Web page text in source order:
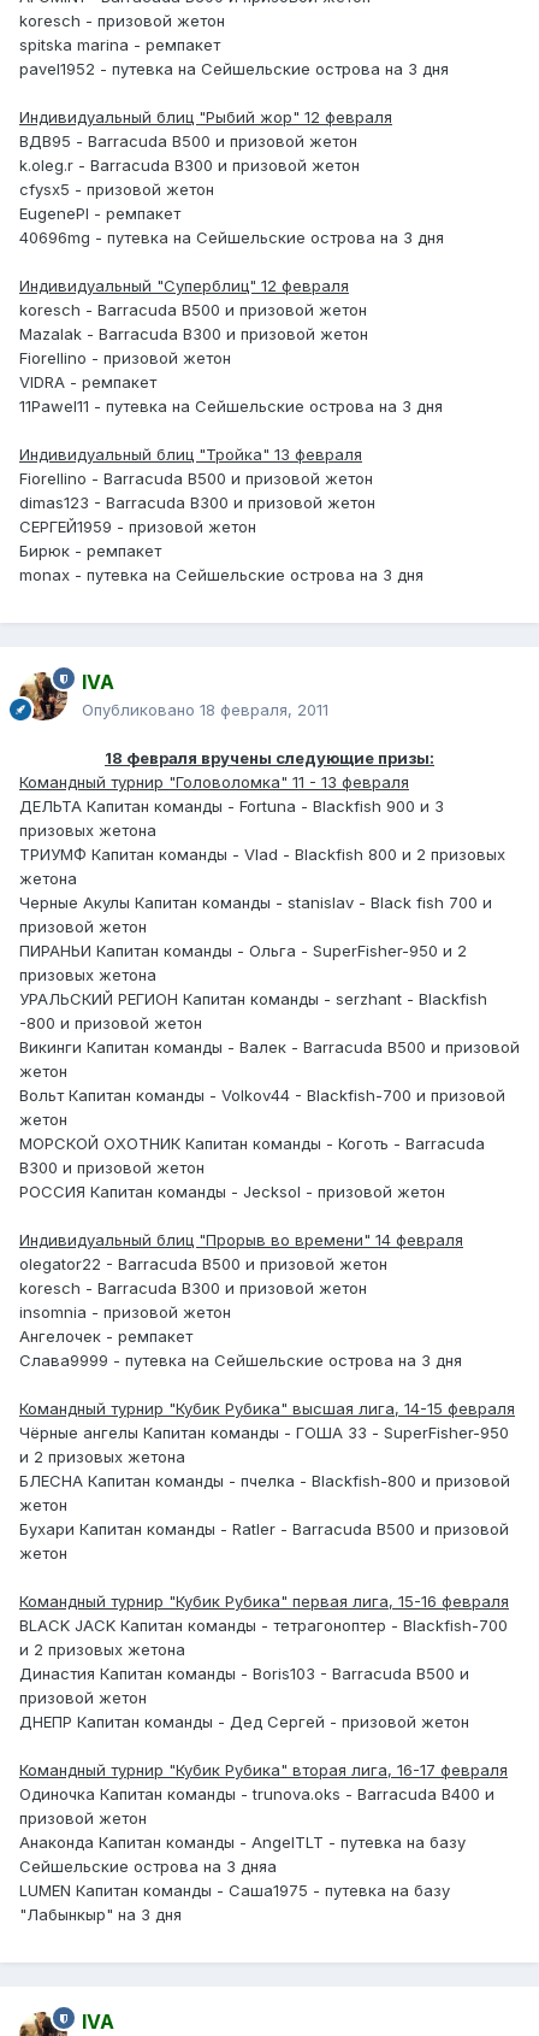
koresch - призовой жетон
spitska marina - ремпакет
pavel1952 - путевка на Сейшельские острова на 3 дня
Индивидуальный блиц "Рыбий жор" 12 февраля
ВДВ95 - Barracuda B500 и призовой жетон
k.oleg.r - Barracuda B300 и призовой жетон
cfysx5 - призовой жетон
EugenePI - ремпакет
40696mg - путевка на Сейшельские острова на 3 дня
Индивидуальный "Суперблиц" 12 февраля
koresch - Barracuda B500 и призовой жетон
Mazalak - Barracuda B300 и призовой жетон
Fiorellino - призовой жетон
VIDRA - ремпакет
11Pawel11 - путевка на Сейшельские острова на 3 дня
Индивидуальный блиц "Тройка" 13 февраля
Fiorellino - Barracuda B500 и призовой жетон
dimas123 - Barracuda B300 и призовой жетон
СЕРГЕЙ1959 - призовой жетон
Бирюк - ремпакет
monax - путевка на Сейшельские острова на 3 дня
IVA
Опубликовано 18 февраля, 2011
18 февраля вручены следующие призы:
Командный турнир "Головоломка" 11 - 13 февраля
ДЕЛЬТА Капитан команды - Fortuna - Blackfish 900 и 3
призовых жетона
ТРИУМФ Капитан команды - Vlad - Blackfish 800 и 2 призовых
жетона
Черные Акулы Капитан команды - stanislav - Black fish 700 и
призовой жетон
ПИРАНЬИ Капитан команды - Ольга - SuperFisher-950 и 2
призовых жетона
УРАЛЬСКИЙ РЕГИОН Капитан команды - serzhant - Blackfish
-800 и призовой жетон
Викинги Капитан команды - Валек - Barracuda B500 и призовой
жетон
Вольт Капитан команды - Volkov44 - Blackfish-700 и призовой
жетон
МОРСКОЙ ОХОТНИК Капитан команды - Коготь - Barracuda
B300 и призовой жетон
РОССИЯ Капитан команды - Jecksol - призовой жетон
Индивидуальный блиц "Прорыв во времени" 14 февраля
olegator22 - Barracuda B500 и призовой жетон
koresch - Barracuda B300 и призовой жетон
insomnia - призовой жетон
Ангелочек - ремпакет
Слава9999 - путевка на Сейшельские острова на 3 дня
Командный турнир "Кубик Рубика" высшая лига, 14-15 февраля
Чёрные ангелы Капитан команды - ГОША 33 - SuperFisher-950
и 2 призовых жетона
БЛЕСНА Капитан команды - пчелка - Blackfish-800 и призовой
жетон
Бухари Капитан команды - Ratler - Barracuda B500 и призовой
жетон
Командный турнир "Кубик Рубика" первая лига, 15-16 февраля
BLACK JACK Капитан команды - тетрагоноптер - Blackfish-700
и 2 призовых жетона
Династия Капитан команды - Boris103 - Barracuda В500 и
призовой жетон
ДНЕПР Капитан команды - Дед Сергей - призовой жетон
Командный турнир "Кубик Рубика" вторая лига, 16-17 февраля
Одиночка Капитан команды - trunova.oks - Barracuda B400 и
призовой жетон
Анаконда Капитан команды - AngelTLT - путевка на базу
Сейшельские острова на 3 дняа
LUMEN Капитан команды - Саша1975 - путевка на базу
"Лабынкыр" на 3 дня
IVA